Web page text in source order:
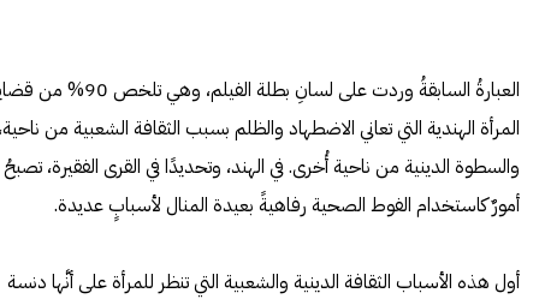
العبارةُ السابقةُ وردت على لسانِ بطلة الفيلم، وهي تلخص 90%
المرأة الهندية التي تعاني الاضطهاد والظلم بسبب الثقافة الشعبية من
والسطوة الدينية من ناحية أُخرى. في الهند، وتحديدًا في القرى الفقيرة، تصبحُ
أمورٌ كاستخدام الفوط الصحية رفاهيةً بعيدة المنال لأسبابٍ عديدة.
أول هذه الأسباب الثقافة الدينية والشعبية التي تنظر للمرأة على أنَّها دنسة